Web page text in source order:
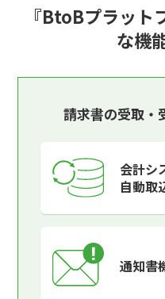
『BtoBプラット
な機
請求書の受取・
会計シ
自動取
通知書